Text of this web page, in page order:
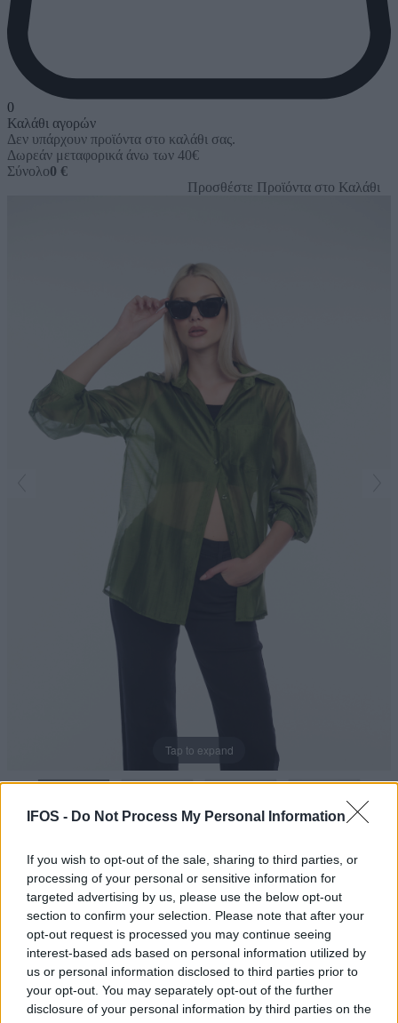
IFOS - Do Not Process My Personal Information
If you wish to opt-out of the sale, sharing to third parties, or
processing of your personal or sensitive information for
targeted advertising by us, please use the below opt-out
section to confirm your selection. Please note that after your
opt-out request is processed you may continue seeing
interest-based ads based on personal information utilized by
us or personal information disclosed to third parties prior to
your opt-out. You may separately opt-out of the further
disclosure of your personal information by third parties on the
0
Καλάθι αγορών
Δεν υπάρχουν προϊόντα στο καλάθι σας.
Δωρεάν μεταφορικά άνω των 40€
Σύνολο0 €
Προσθέστε Προϊόντα στο Καλάθι
Tap to expand
Χακί διάφανο μεταξωτό
πουκάμισο με τσέπη-4350
Κωδικός: 4350